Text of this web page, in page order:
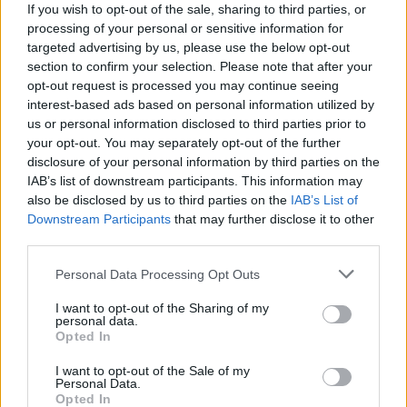
If you wish to opt-out of the sale, sharing to third parties, or
processing of your personal or sensitive information for
targeted advertising by us, please use the below opt-out
section to confirm your selection. Please note that after your
opt-out request is processed you may continue seeing
interest-based ads based on personal information utilized by
us or personal information disclosed to third parties prior to
your opt-out. You may separately opt-out of the further
disclosure of your personal information by third parties on the
IAB’s list of downstream participants. This information may
also be disclosed by us to third parties on the IAB’s List of
Downstream Participants that may further disclose it to other
Please note that this website/app uses one or more Google
not limited to your visit or usage behaviour. You may click to
grant or deny consent to Google and its third-party tags to
use your data for below specified purposes in below Google
consent section.
Personal Data Processing Opt Outs
I want to opt-out of the Sharing of my
personal data.
Opted In
I want to opt-out of the Sale of my
Personal Data.
Opted In
50mila nel resort
Meteo Olbia 7 agosto, sole e caldo tornano
protagonisti
Test tunnel Olbia: rampe chiuse ancora fino a
fine agosto
Aggius conquista la classifica delle mete più